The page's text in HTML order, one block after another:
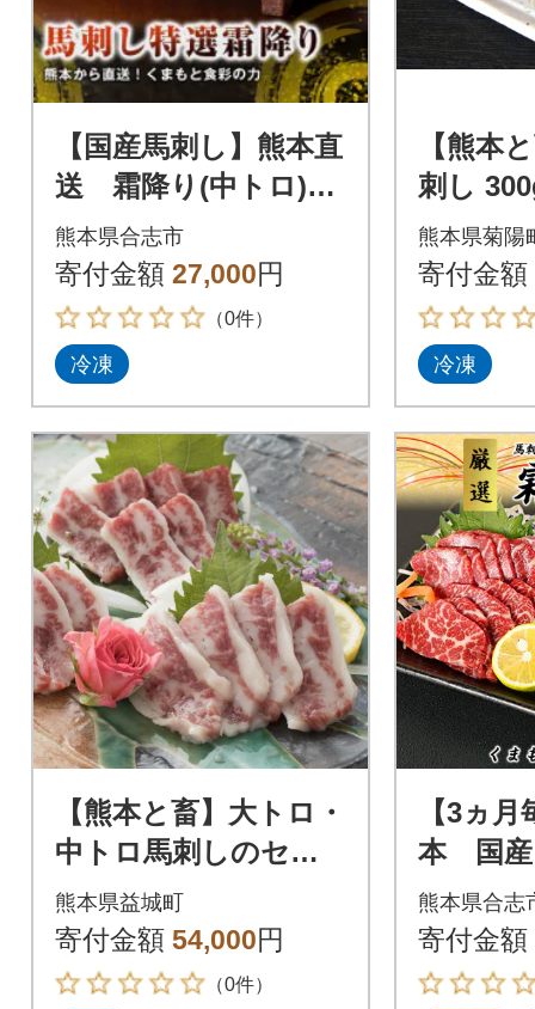
【国産馬刺し】熊本直
送 霜降り(中トロ)30
0g(合志市)
熊本県合志市
寄付金額 27,000円
（0件）
冷凍
【熊本
刺し
熊本県菊陽
寄付金額
冷凍
【熊本と畜】大トロ・
中トロ馬刺しのセッ
ト 600g(各300g)(益城
町)
熊本県益城町
寄付金額 54,000円
（0件）
【3ヵ
本 国
トロ
回
熊本県合志
寄付金額